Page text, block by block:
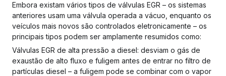
Embora existam vários tipos de válvulas EGR – os sistemas
anteriores usam uma válvula operada a vácuo, enquanto os
veículos mais novos são controlados eletronicamente – os
principais tipos podem ser amplamente resumidos como:
Válvulas EGR de alta pressão a diesel: desviam o gás de
exaustão de alto fluxo e fuligem antes de entrar no filtro de
partículas diesel – a fuligem pode se combinar com o vapor